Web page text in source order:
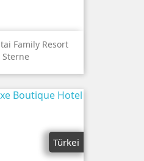
Family Resort
Türkei